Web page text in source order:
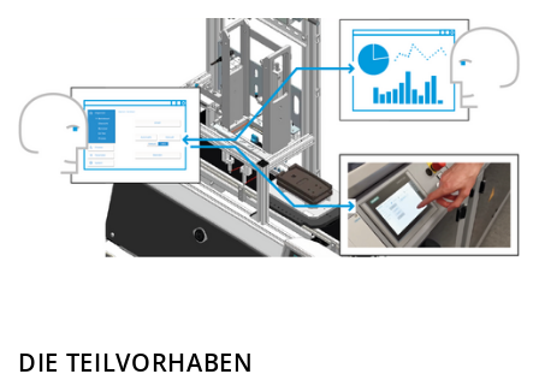
DIE TEILVORHABEN